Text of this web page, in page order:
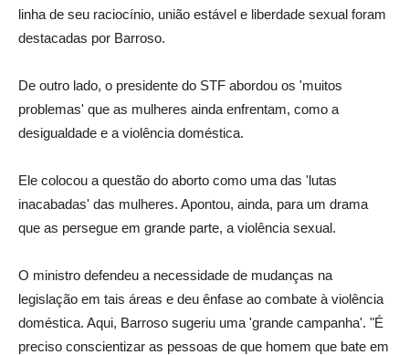
linha de seu raciocínio, união estável e liberdade sexual foram
destacadas por Barroso.
De outro lado, o presidente do STF abordou os 'muitos
problemas' que as mulheres ainda enfrentam, como a
desigualdade e a violência doméstica.
Ele colocou a questão do aborto como uma das 'lutas
inacabadas' das mulheres. Apontou, ainda, para um drama
que as persegue em grande parte, a violência sexual.
O ministro defendeu a necessidade de mudanças na
legislação em tais áreas e deu ênfase ao combate à violência
doméstica. Aqui, Barroso sugeriu uma 'grande campanha'. "É
preciso conscientizar as pessoas de que homem que bate em